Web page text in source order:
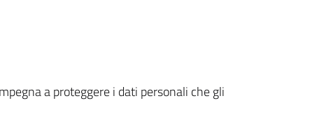
a proteggere i dati personali che gli